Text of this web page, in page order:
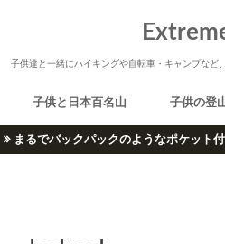
子供達と一緒にハイキングや自転車・キャンプなど
子供と日本百名山 子供の登
まるでバックパックのようなポケット